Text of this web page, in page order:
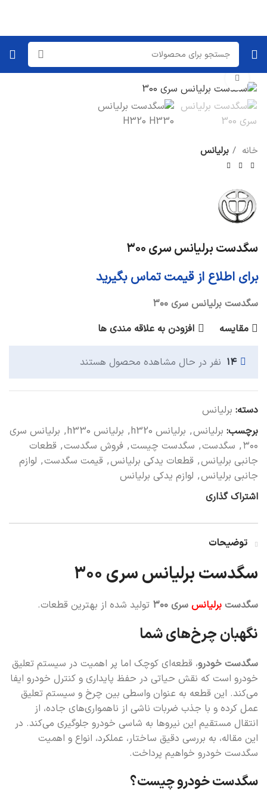
خانه برلیانس
سگدست برلیانس سری ۳۰۰
برای اطلاع از قیمت تماس بگیرید
سگدست برلیانس سری ۳۰۰
مقایسه
افزودن به علاقه مندی ها
۱۴ نفر در حال مشاهده محصول هستند
دسته: برلیانس
برچسب: برلیانس, برلیانس h320 , برلیانس h330 , برلیانس سری
۳۰۰, سگدست, سگدست چیست, فروش سگدست, قطعات
جانبی برلیانس, قطعات یدکی برلیانس, قیمت سگدست, لوازم
جانبی برلیانس, لوازم یدکی برلیانس
اشتراک گذاری
توضیحات
سگدست برلیانس سری ۳۰۰
سگدست برلیانس سری ۳۰۰ تولید شده از بهترین قطعات.
نگهبان چرخ‌های شما
سگدست خودرو، قطعه‌ای کوچک اما پر اهمیت در سیستم تعلیق
خودرو است که نقش حیاتی در حفظ پایداری و کنترل خودرو ایفا
می‌کند. این قطعه به عنوان واسطی بین چرخ و سیستم تعلیق
عمل کرده و با جذب ضربات ناشی از ناهمواری‌های جاده، از
انتقال مستقیم این نیروها به شاسی خودرو جلوگیری می‌کند. در
این مقاله، به بررسی دقیق ساختار، عملکرد، انواع و اهمیت
سگدست خودرو خواهیم پرداخت.
سگدست خودرو چیست؟